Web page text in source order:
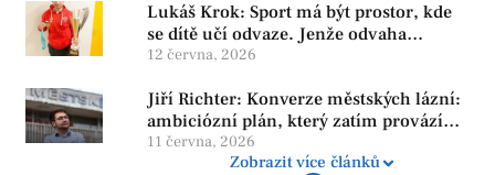
Lukáš Krok: Sport má být prostor, kde
se dítě učí odvaze. Jenže odvaha
neroste tam, kde se bojí udělat chybu.
12 června, 2026
Jiří Richter: Konverze městských lázní:
ambiciózní plán, který zatím provází
více otazníků než jistot
11 června, 2026
Zobrazit více článků